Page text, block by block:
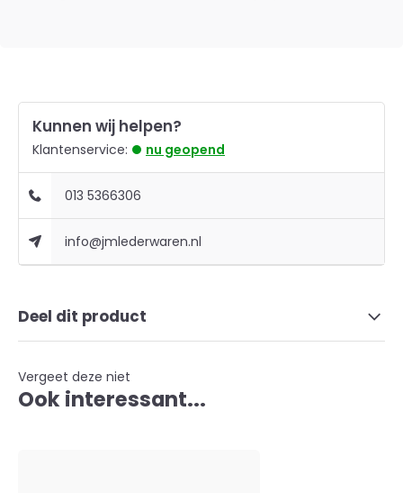
Kunnen wij helpen?
Klantenservice: nu geopend
013 5366306
info@jmlederwaren.nl
Deel dit product
Vergeet deze niet
Ook interessant...